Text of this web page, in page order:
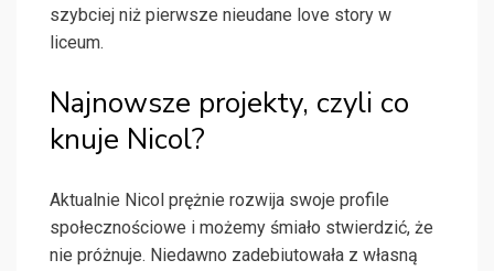
szybciej niż pierwsze nieudane love story w
liceum.
Najnowsze projekty, czyli co
knuje Nicol?
Aktualnie Nicol prężnie rozwija swoje profile
społecznościowe i możemy śmiało stwierdzić, że
nie próżnuje. Niedawno zadebiutowała z własną